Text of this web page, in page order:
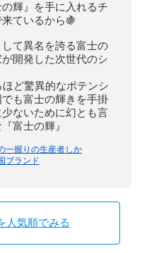
輝』を手に入れるチ
ているから🍇
て異名を誇る富士の
開発した次世代のシ
ど驚異的なポテンシ
も富士の輝きを手掛
ないために幻とも言
富士の輝』
一握りの生産者しか
ブランド
人気順でみる